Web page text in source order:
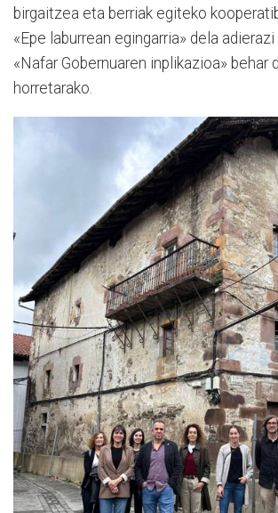
birgaitzea eta berriak egiteko
«Epe laburrean egingarria» dela
«Nafar Gobernuaren inplikazioa» behar
horretarako.